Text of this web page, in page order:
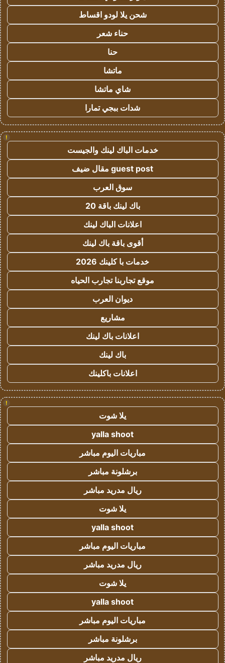
شحن يلا لودو اقساط
حناء شعر
حنا
ماتشا
شاي ماتشا
شدات ببجي تمارا
!
خدمات الباك لينك والجيست
guest post مقال ضيف
سوق العرب
باك لينك باقة 20
اعلانات الباك لينك
أقوى باقة باك لينك
خدمات با كلينك 2026
موقع تجاربنا تجارب الحياه
ديوان العرب
مشاريع
اعلانات باك لينك
باك لينك
اعلانات باكلينك
!
يلا شوت
yalla shoot
مباريات اليوم مباشر
برشلونة مباشر
ريال مدريد مباشر
يلا شوت
yalla shoot
مباريات اليوم مباشر
ريال مدريد مباشر
يلا شوت
yalla shoot
مباريات اليوم مباشر
برشلونة مباشر
ريال مدريد مباشر